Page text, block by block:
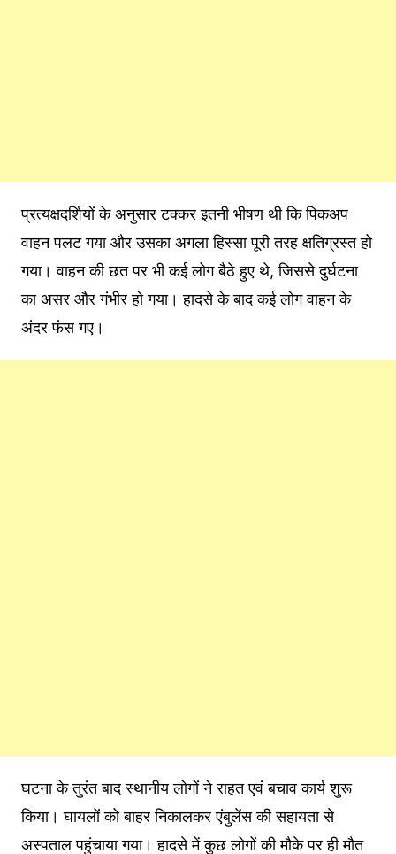
प्रत्यक्षदर्शियों के अनुसार टक्कर इतनी भीषण थी कि पिकअप
वाहन पलट गया और उसका अगला हिस्सा पूरी तरह क्षतिग्रस्त हो
गया। वाहन की छत पर भी कई लोग बैठे हुए थे, जिससे दुर्घटना
का असर और गंभीर हो गया। हादसे के बाद कई लोग वाहन के
अंदर फंस गए।
घटना के तुरंत बाद स्थानीय लोगों ने राहत एवं बचाव कार्य शुरू
किया। घायलों को बाहर निकालकर एंबुलेंस की सहायता से
अस्पताल पहुंचाया गया। हादसे में कुछ लोगों की मौके पर ही मौत